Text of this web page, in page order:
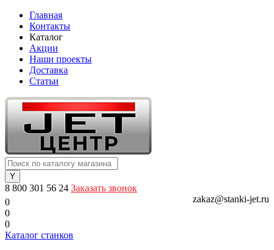
Главная
Контакты
Каталог
Акции
Наши проекты
Доставка
Статьи
8 800 301 56 24 Заказать звонок
zakaz@stanki-jet.ru
0
0
0
Каталог станков